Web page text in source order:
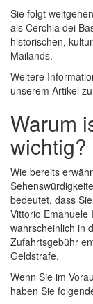
Sie folgt
als Cerchia dei
historischen,
Mailands.
Weitere
unserem Artikel
Warum
wichtig?
Wie bereits
bedeutet, dass
Vittorio Emanuele
wahrscheinlich in
Zufahrtsgebühr
Geldstrafe.
Wenn Sie im
haben Sie